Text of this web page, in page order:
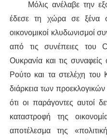
Μόλις ανέλαβε την
έδεσε τη χώρα σε ξένα
οικονομικοί κλυδωνισμοί
από τις συνέπειες του
Ουκρανία και τις συναφείς
Ρούτο και τα στελέχη
διάρκεια των
ότι οι παράγοντες αυτοί
καταστροφή της
αποτέλεσμα της